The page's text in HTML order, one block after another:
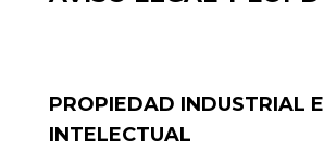
PROPIEDAD INDUSTRIAL E
INTELECTUAL